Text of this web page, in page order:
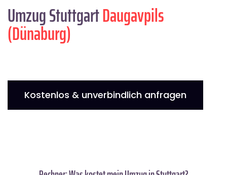
Umzug StuttgartDaugavpils
(Dünaburg)
Kostenlos & unverbindlich anfragen